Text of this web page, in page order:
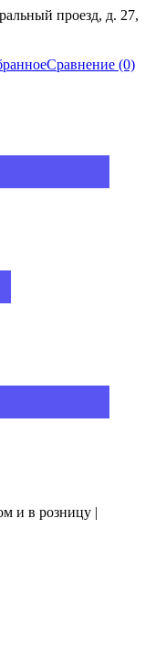
проезд, д. 27,
Сравнение (0)
и в розницу |